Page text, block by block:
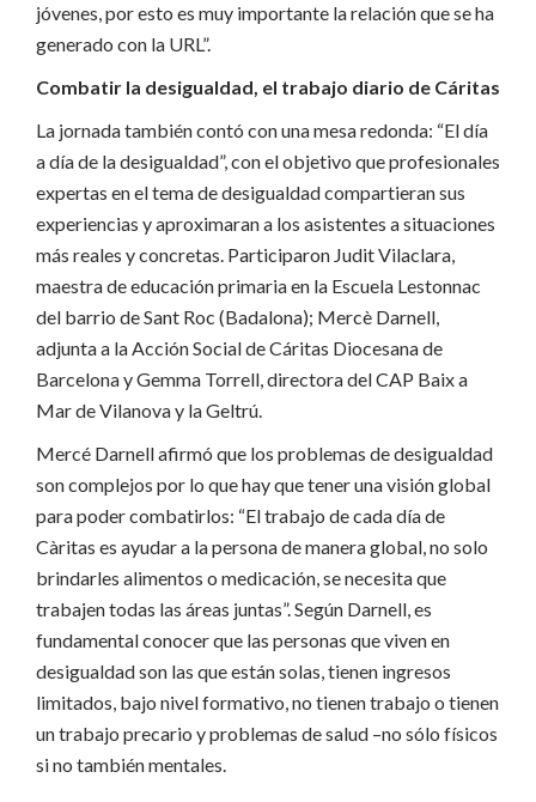
jóvenes, por esto es muy importante la relación que se ha
generado con la URL”.
Combatir la desigualdad, el trabajo diario de Cáritas
La jornada también contó con una mesa redonda: “El día
a día de la desigualdad”, con el objetivo que profesionales
expertas en el tema de desigualdad compartieran sus
experiencias y aproximaran a los asistentes a situaciones
más reales y concretas. Participaron Judit Vilaclara,
maestra de educación primaria en la Escuela Lestonnac
del barrio de Sant Roc (Badalona); Mercè Darnell,
adjunta a la Acción Social de Cáritas Diocesana de
Barcelona y Gemma Torrell, directora del CAP Baix a
Mar de Vilanova y la Geltrú.
Mercé Darnell afirmó que los problemas de desigualdad
son complejos por lo que hay que tener una visión global
para poder combatirlos: “El trabajo de cada día de
Càritas es ayudar a la persona de manera global, no solo
brindarles alimentos o medicación, se necesita que
trabajen todas las áreas juntas”. Según Darnell, es
fundamental conocer que las personas que viven en
desigualdad son las que están solas, tienen ingresos
limitados, bajo nivel formativo, no tienen trabajo o tienen
un trabajo precario y problemas de salud –no sólo físicos
si no también mentales.